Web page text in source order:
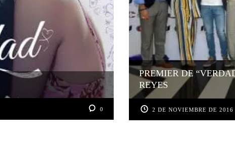
0
PREMIER DE
REYES
2 DE NOVIEMBRE DE 2016